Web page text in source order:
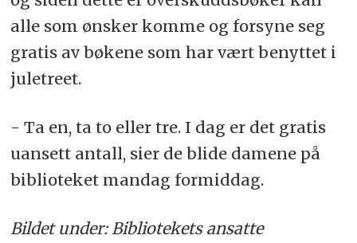
alle som ønsker komme og forsyne seg
gratis av bøkene som har vært benyttet i
juletreet.
- Ta en, ta to eller tre. I dag er det gratis
uansett antall, sier de blide damene på
biblioteket mandag formiddag.
Bildet under: Bibliotekets ansatte